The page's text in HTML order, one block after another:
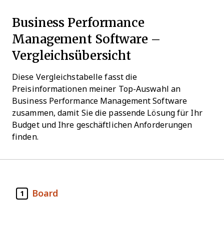
Business Performance
Management Software –
Vergleichsübersicht
Diese Vergleichstabelle fasst die
Preisinformationen meiner Top-Auswahl an
Business Performance Management Software
zusammen, damit Sie die passende Lösung für Ihr
Budget und Ihre geschäftlichen Anforderungen
finden.
1 Board